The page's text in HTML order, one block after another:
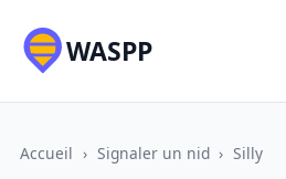
WASPP
Accueil › Signaler un nid › Silly